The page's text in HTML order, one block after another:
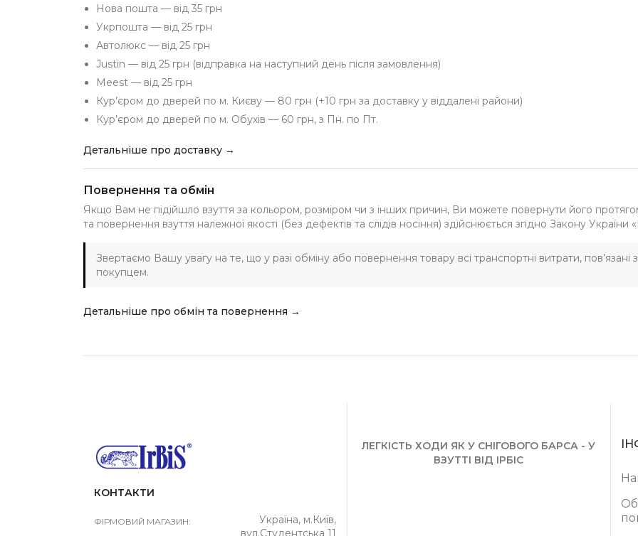
Нова пошта — від 35 грн
Укрпошта — від 25 грн
Автолюкс — від 25 грн
Justin — від 25 грн (відправка на наступний день після замовлення)
Meest — від 25 грн
Кур’єром до дверей по м. Києву — 80 грн (+10 грн за доставку у віддалені райони)
Кур’єром до дверей по м. Обухів — 60 грн, з Пн. по Пт.
Детальніше про доставку →
Повернення та обмін
Якщо Вам не підійшло взуття за кольором, розміром чи з інших причин, Ви можете повернути його
та повернення взуття належної якості (без дефектів та слідів носіння) здійснюється згідно Закону України
Звертаємо Вашу увагу на те, що у разі обміну або повернення товару всі транспортні витрати,
покупцем.
Детальніше про обмін та повернення →
КОНТАКТИ
ФІРМОВИЙ МАГАЗИН:
Україна, м.Київ,
вул.Студентська 11
ЛЕГКІСТЬ ХОДИ ЯК У СНІГОВОГО БАРСА - У
ВЗУТТІ ВІД ІРБІС